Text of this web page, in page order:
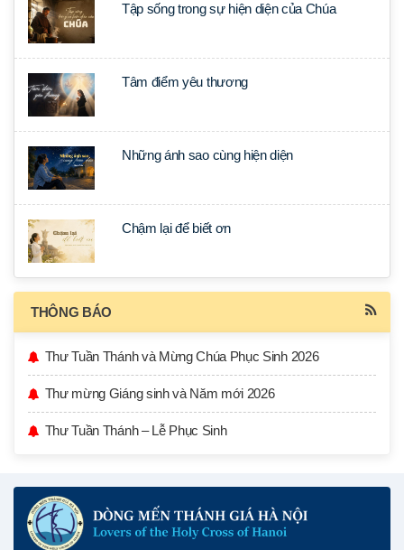
Tập sống trong sự hiện diện của Chúa
Tâm điểm yêu thương
Những ánh sao cùng hiện diện
Chậm lại để biết ơn
THÔNG BÁO
Thư Tuần Thánh và Mừng Chúa Phục Sinh 2026
Thư mừng Giáng sinh và Năm mới 2026
Thư Tuần Thánh – Lễ Phục Sinh